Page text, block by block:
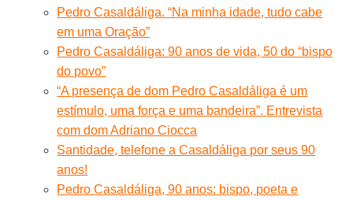
Pedro Casaldáliga. “Na minha idade, tudo cabe
em uma Oração”
Pedro Casaldáliga: 90 anos de vida, 50 do “bispo
do povo”
“A presença de dom Pedro Casaldáliga é um
estímulo, uma força e uma bandeira”. Entrevista
com dom Adriano Ciocca
Santidade, telefone a Casaldáliga por seus 90
anos!
Pedro Casaldáliga, 90 anos: bispo, poeta e